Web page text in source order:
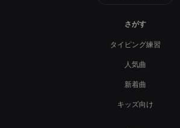
さがす
タイピング練習
人気曲
新着曲
キッズ向け